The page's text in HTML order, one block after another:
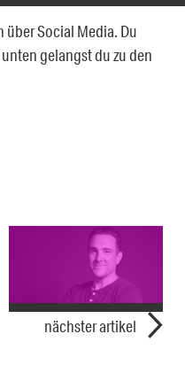
über Social Media. Du
gelangst du zu den
nächster artikel